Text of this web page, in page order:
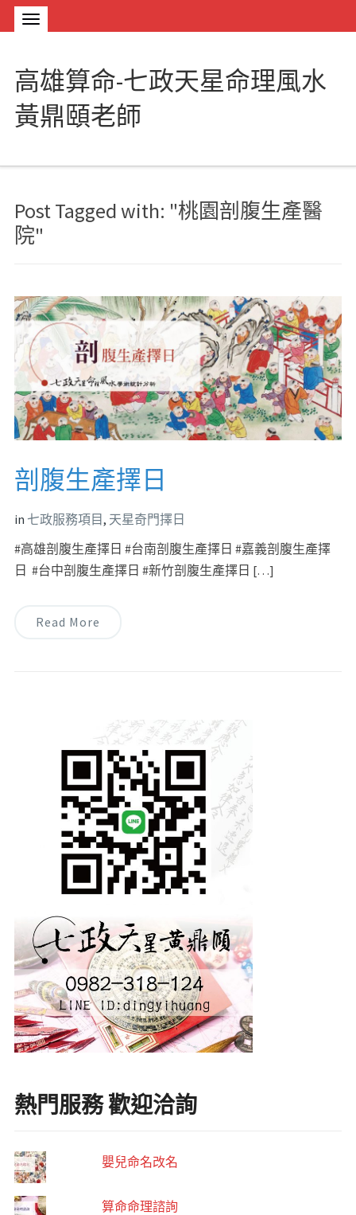
高雄算命-七政天星命理風水
黃鼎頤老師
Post Tagged with: "桃園剖腹生產醫
院"
剖腹生產擇日
in 七政服務項目, 天星奇門擇日
#高雄剖腹生產擇日 #台南剖腹生產擇日 #嘉義剖腹生產擇
日 #台中剖腹生產擇日 #新竹剖腹生產擇日 […]
Read More
熱門服務 歡迎洽詢
嬰兒命名改名
算命命理諮詢